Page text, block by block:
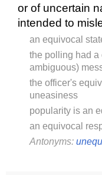
or of uncertain
intended to
an equivocal
the polling had a
ambiguous)
the officer's
uneasiness
popularity is an
an equivocal
Antonyms: